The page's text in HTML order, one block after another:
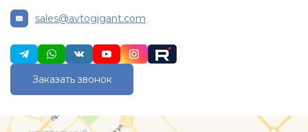
sales@avtogigant.com
Заказать звонок